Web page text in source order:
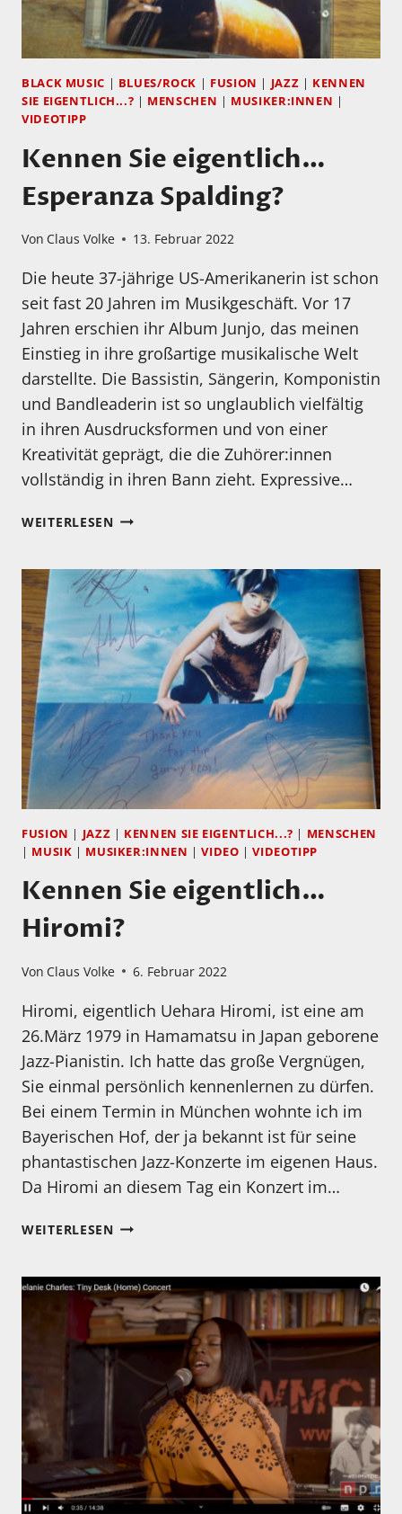
BLACK MUSIC | BLUES/ROCK | FUSION | JAZZ | KENNEN
SIE EIGENTLICH...? | MENSCHEN | MUSIKER:INNEN |
VIDEOTIPP
Kennen Sie eigentlich…
Esperanza Spalding?
Von Claus Volke 13. Februar 2022
Die heute 37-jährige US-Amerikanerin ist schon
seit fast 20 Jahren im Musikgeschäft. Vor 17
Jahren erschien ihr Album Junjo, das meinen
Einstieg in ihre großartige musikalische Welt
darstellte. Die Bassistin, Sängerin, Komponistin
und Bandleaderin ist so unglaublich vielfältig
in ihren Ausdrucksformen und von einer
Kreativität geprägt, die die Zuhörer:innen
vollständig in ihren Bann zieht. Expressive…
WEITERLESENKENNEN
ESPERANZA
SPALDING?
FUSION | JAZZ | KENNEN SIE EIGENTLICH...? | MENSCHEN
| MUSIK | MUSIKER:INNEN |VIDEO |VIDEOTIPP
Kennen Sie eigentlich…
Hiromi?
Von Claus Volke 6. Februar 2022
Hiromi, eigentlich Uehara Hiromi, ist eine am
26.März 1979 in Hamamatsu in Japan geborene
Jazz-Pianistin. Ich hatte das große Vergnügen,
Sie einmal persönlich kennenlernen zu dürfen.
Bei einem Termin in München wohnte ich im
Bayerischen Hof, der ja bekannt ist für seine
phantastischen Jazz-Konzerte im eigenen Haus.
Da Hiromi an diesem Tag ein Konzert im…
WEITERLESENKENNEN
HIROMI?